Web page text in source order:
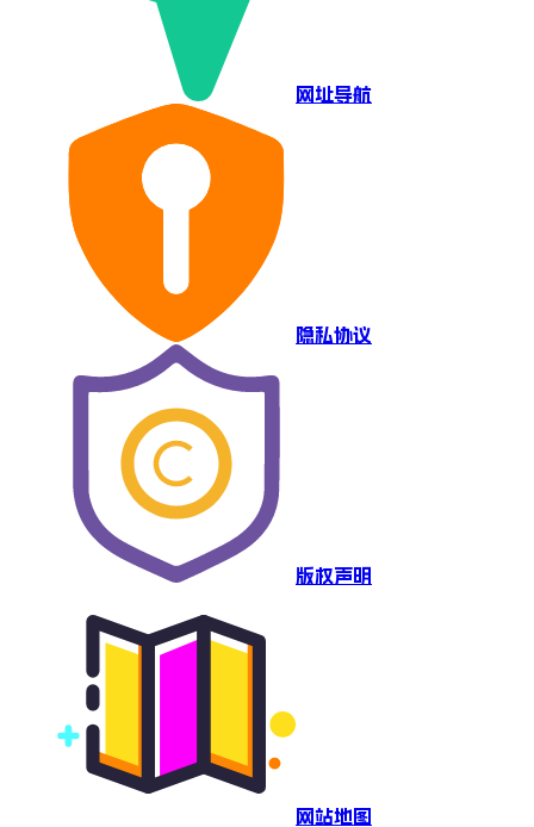
网址导航
隐私协议
版权声明
网站地图